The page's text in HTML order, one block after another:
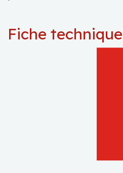
Fiche technique